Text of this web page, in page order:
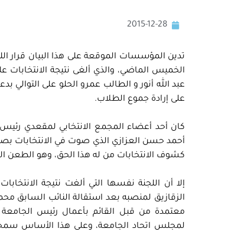
2015-12-28
تدين المؤسسات الموقعة على هذا البيان قرار
الخميس الماضي، والذي ألغى نتيجة
عبد الله أنور و الطالب عمرو الحلو على التوالي
على إرادة جموع الطلاب.
كان أحد أعضاء المجمع الانتخابي لمقعدي
أحمد حسن العزازي الذي صوت في الانتخابات
كشوف الانتخابات من له هذا الحق، وهو الطعن
إلا أن اللجنة نفسها التي ألغت نتيجة
الزقازيق لمنصبه بعد استقالة النائب السابق
معتمدة من قبل القائم بأعمال رئيس الجامعة
لمجلس اتحاد الجامعة، وعلى هذا الأساس